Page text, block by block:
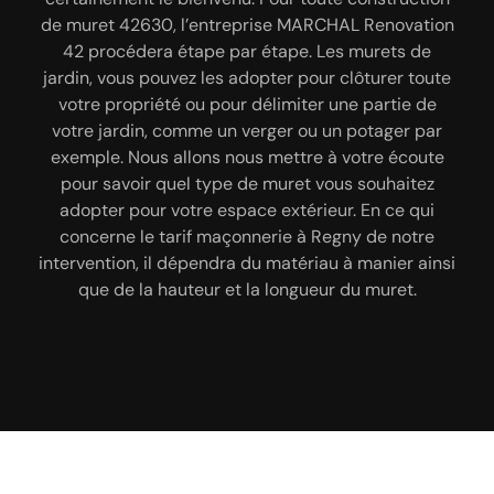
de muret 42630, l’entreprise MARCHAL Renovation
42 procédera étape par étape. Les murets de
jardin, vous pouvez les adopter pour clôturer toute
votre propriété ou pour délimiter une partie de
votre jardin, comme un verger ou un potager par
exemple. Nous allons nous mettre à votre écoute
pour savoir quel type de muret vous souhaitez
adopter pour votre espace extérieur. En ce qui
concerne le tarif maçonnerie à Regny de notre
intervention, il dépendra du matériau à manier ainsi
que de la hauteur et la longueur du muret.
construction de muret. Grâce à notre équipement à
la pointe de la technologie, à notre savoir-faire et
au professionnalisme de notre équipe, nous
sommes à même de créer un muret de qualité qui
ornera votre propriété. Nous ferons en sorte de
réaliser un muret bien stable, solide, esthétique et
pérenne. Selon vos convenances et tenant compte
des normes d’urbanisme de votre zone, nos
artisans maçons peuvent construire un muret en
pierre naturelle, en brique ou en parpaing.
Vous avez un budget bien précis pour concrétiser
votre projet de maçonnerie 42630 ? N’hésitez pas
à nous le communiquer. En effet, nous pourrons
étudier la faisabilité de votre projet en fonction de
votre budget. Ensuite, notre entreprise de
maçonnerie MARCHAL Renovation 42 va avancer
une solution en adéquation avec vos moyens
financiers. Vous l’aurez compris, MARCHAL
Renovation 42 est un maçon pas cher près de chez
vous. Non seulement nous proposons le meilleur
prix maçonnerie à Regny, mais notre entreprise
peut aussi réaliser des interventions sur mesure